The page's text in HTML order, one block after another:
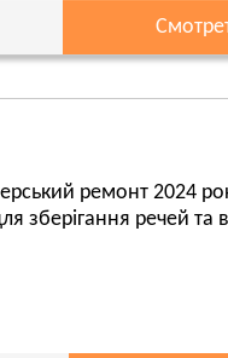
ремонт 2024
зберігання речей та